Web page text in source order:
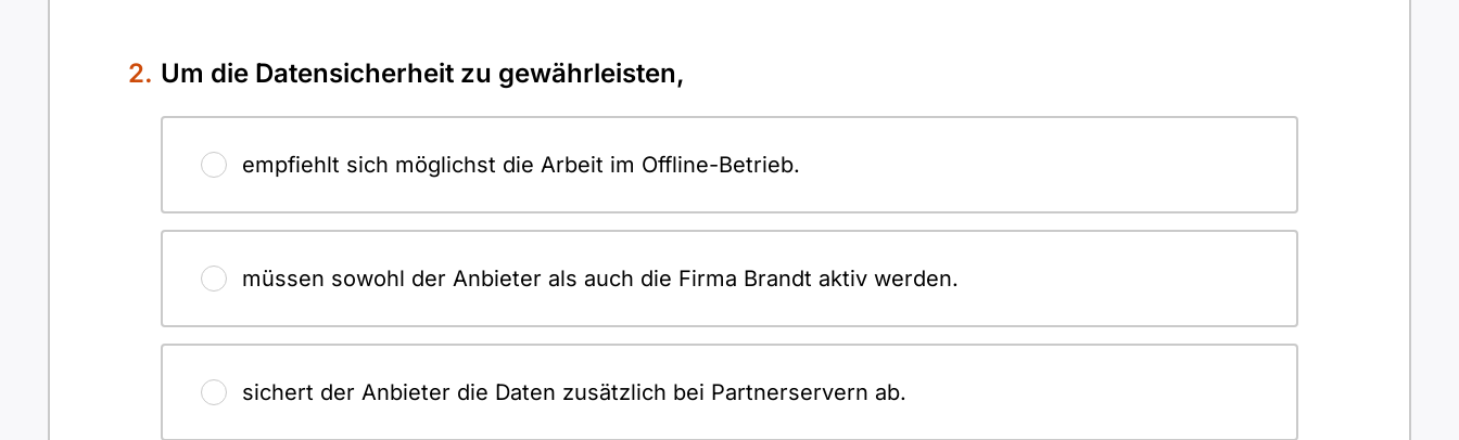
Um die Datensicherheit zu gewährleisten,
empfiehlt sich möglichst die Arbeit im Offline-Betrieb.
müssen sowohl der Anbieter als auch die Firma Brandt aktiv werden.
sichert der Anbieter die Daten zusätzlich bei Partnerservern ab.